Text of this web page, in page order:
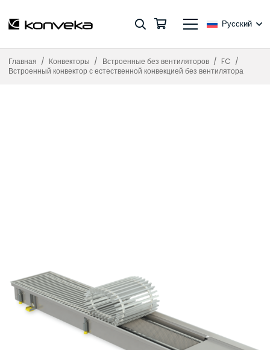
Русский
Главная / Конвекторы / Встроенные без вентиляторов / FC /
Встроенный конвектор с естественной конвекцией без вентилятора